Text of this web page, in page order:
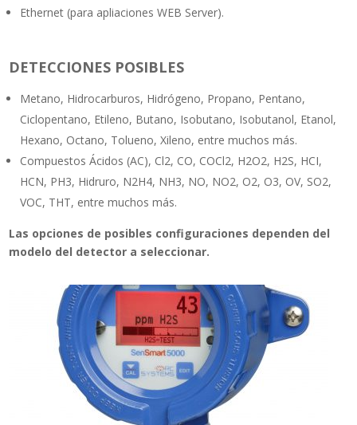
Ethernet (para apliaciones WEB Server).
DETECCIONES POSIBLES
Metano, Hidrocarburos, Hidrógeno, Propano, Pentano,
Ciclopentano, Etileno, Butano, Isobutano, Isobutanol, Etanol,
Hexano, Octano, Tolueno, Xileno, entre muchos más.
Compuestos Ácidos (AC), Cl2, CO, COCl2, H2O2, H2S, HCI,
HCN, PH3, Hidruro, N2H4, NH3, NO, NO2, O2, O3, OV, SO2,
VOC, THT, entre muchos más.
Las opciones de posibles configuraciones dependen del
modelo del detector a seleccionar.